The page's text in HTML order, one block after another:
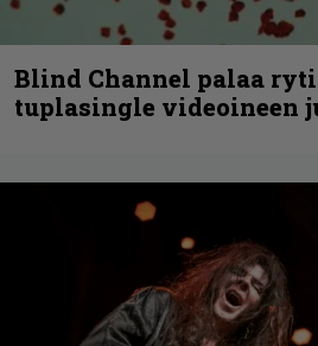
Blind Channel palaa
tuplasingle videoineen